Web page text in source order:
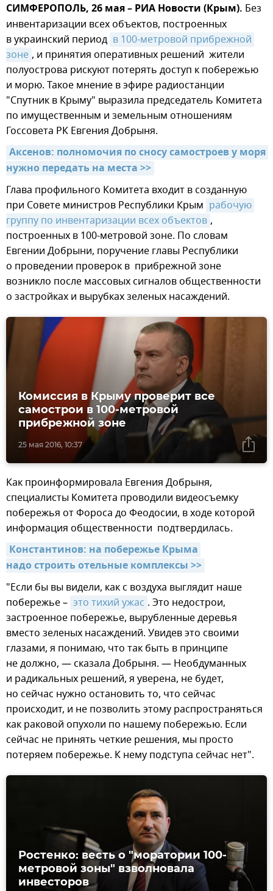
СИМФЕРОПОЛЬ, 26 мая – РИА Новости (Крым). Без
инвентаризации всех объектов, построенных
в украинский период в 100-метровой прибрежной
зоне , и принятия оперативных решений жители
полуострова рискуют потерять доступ к побережью
и морю. Такое мнение в эфире радиостанции
"Спутник в Крыму" выразила председатель Комитета
по имущественным и земельным отношениям
Госсовета РК Евгения Добрыня.
Аксенов: полномочия по сносу самостроев у моря
нужно передать на места >>
Глава профильного Комитета входит в созданную
при Совете министров Республики Крым рабочую
группу по инвентаризации всех объектов ,
построенных в 100-метровой зоне. По словам
Евгении Добрыни, поручение главы Республики
о проведении проверок в прибрежной зоне
возникло после массовых сигналов общественности
о застройках и вырубках зеленых насаждений.
25 мая 2016, 10:37
Комиссия в Крыму проверит все
самострои в 100-метровой
прибрежной зоне
Как проинформировала Евгения Добрыня,
специалисты Комитета проводили видеосъемку
побережья от Фороса до Феодосии, в ходе которой
информация общественности подтвердилась.
Константинов: на побережье Крыма
надо строить отельные комплексы >>
"Если бы вы видели, как с воздуха выглядит наше
побережье – это тихий ужас . Это недострои,
застроенное побережье, вырубленные деревья
вместо зеленых насаждений. Увидев это своими
глазами, я понимаю, что так быть в принципе
не должно, — сказала Добрыня. — Необдуманных
и радикальных решений, я уверена, не будет,
но сейчас нужно остановить то, что сейчас
происходит, и не позволить этому распространяться
как раковой опухоли по нашему побережью. Если
сейчас не принять четкие решения, мы просто
потеряем побережье. К нему подступа сейчас нет".
Ростенко: весть о "моратории 100-
метровой зоны" взволновала
инвесторов